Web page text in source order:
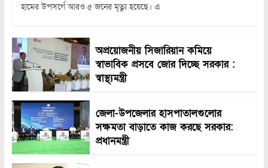
হামের উপসর্গে আরও ৫ জনের মৃত্যু হয়েছে। এ
অপ্রয়োজনীয় সিজারিয়ান কমিয়ে
স্বাভাবিক প্রসবে জোর দিচ্ছে সরকার :
স্বাস্থ্যমন্ত্রী
জেলা-উপজেলার হাসপাতালগুলোর
সক্ষমতা বাড়াতে কাজ করছে সরকার:
প্রধানমন্ত্রী